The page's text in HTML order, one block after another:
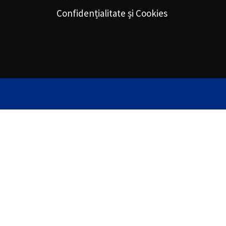
Confidențialitate și Cookies